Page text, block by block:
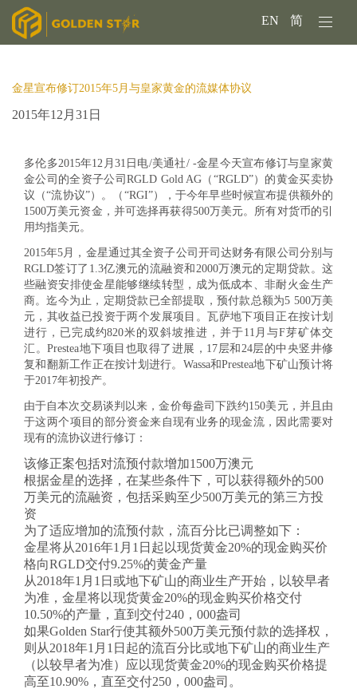
EN 简
金星宣布修订2015年5月与皇家黄金的流媒体协议
2015年12月31日
多伦多2015年12月31日电/美通社/ -金星今天宣布修订与皇家黄
金公司的全资子公司RGLD Gold AG（“RGLD”）的黄金买卖协
议（“流协议”）。（“RGI”），于今年早些时候宣布提供额外的
1500万美元资金，并可选择再获得500万美元。所有对货币的引
用均指美元。
2015年5月，金星通过其全资子公司开司达财务有限公司分别与
RGLD签订了1.3亿澳元的流融资和2000万澳元的定期贷款。这
些融资安排使金星能够继续转型，成为低成本、非耐火金生产
商。迄今为止，定期贷款已全部提取，预付款总额为5 500万美
元，其收益已投资于两个发展项目。瓦萨地下项目正在按计划
进行，已完成约820米的双斜坡推进，并于11月与F芽矿体交
汇。Prestea地下项目也取得了进展，17层和24层的中央竖井修
复和翻新工作正在按计划进行。Wassa和Prestea地下矿山预计将
于2017年初投产。
由于自本次交易谈判以来，金价每盎司下跌约150美元，并且由
于这两个项目的部分资金来自现有业务的现金流，因此需要对
现有的流协议进行修订：
该修正案包括对流预付款增加1500万澳元
根据金星的选择，在某些条件下，可以获得额外的500
万美元的流融资，包括采购至少500万美元的第三方投
资
为了适应增加的流预付款，流百分比已调整如下：
金星将从2016年1月1日起以现货黄金20%的现金购买价
格向RGLD交付9.25%的黄金产量
从2018年1月1日或地下矿山的商业生产开始，以较早者
为准，金星将以现货黄金20%的现金购买价格交付
10.50%的产量，直到交付240，000盎司
如果Golden Star行使其额外500万美元预付款的选择权，
则从2018年1月1日起的流百分比或地下矿山的商业生产
（以较早者为准）应以现货黄金20%的现金购买价格提
高至10.90%，直至交付250，000盎司。